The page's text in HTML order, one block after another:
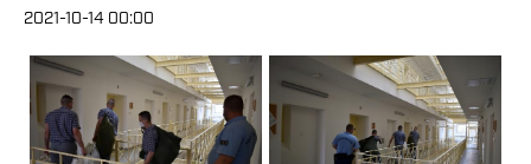
2021-10-14 00:00